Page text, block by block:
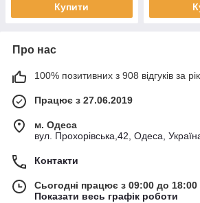
Купити
Про нас
100% позитивних з 908 відгуків за рік
Працює з 27.06.2019
м. Одеса
вул. Прохорівська,42, Одеса,
Контакти
Сьогодні працює з 09:00 до 18:00
Показати весь графік роботи